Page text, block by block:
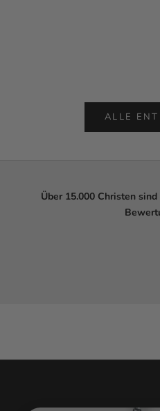
ALLE
Über 15.000 Christen